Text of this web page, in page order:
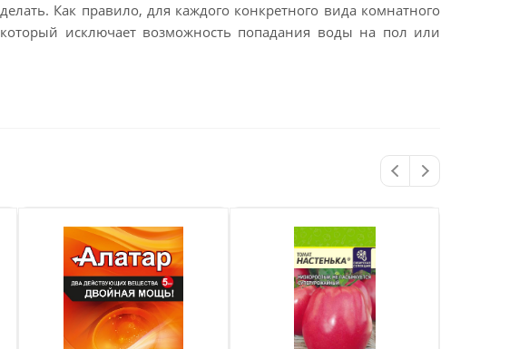
Как правило, для каждого конкретного вида комнатного
исключает возможность попадания воды на пол или